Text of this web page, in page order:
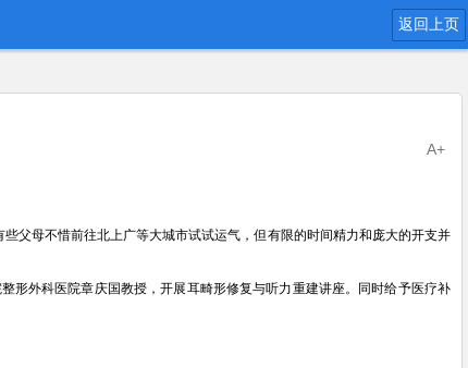
返回上页
A+
父母不惜前往北上广等大城市试试运气，但有限的时间精力和庞大的开支并
形外科医院章庆国教授，开展耳畸形修复与听力重建讲座。同时给予医疗补